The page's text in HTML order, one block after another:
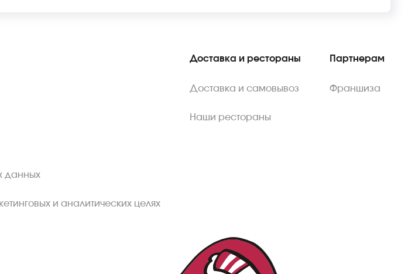
данных
и аналитических целях
Доставка и рестораны
Доставка и самовывоз
Наши рестораны
Партнерам
Франшиза